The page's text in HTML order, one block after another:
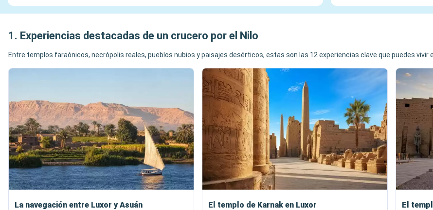
1. Experiencias destacadas de un crucero por el Nilo
Entre templos faraónicos, necrópolis reales, pueblos nubios y paisajes desérticos, estas son las 12 experiencias clave que puedes vivir
La navegación entre Luxor y Asuán El templo de Karnak en Luxor El